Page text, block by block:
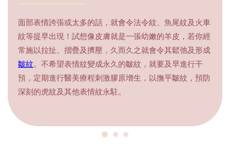
面部表情誇張或太多的話，就會令法令紋、魚尾紋及火車
紋等提早出現！試想像皮膚就是一張幼嫩的羊皮，若你經
常施以拉扯、摺疊及擠壓，久而久之就會令其鬆弛及形成
皺紋。不希望表情紋變成永久的皺紋，就要及早進行干
預，定期進行醫美療程刺激膠原增生，以撫平皺紋，預防
深刻的虎紋及其他表情紋永駐。